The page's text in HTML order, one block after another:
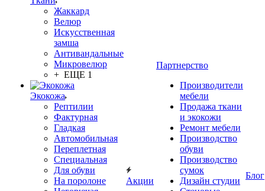
Жаккард
Велюр
Искусственная
замша
Антивандальные
Микровелюр
+ ЕЩЕ 1
Экокожа
Рептилии
Фактурная
Гладкая
Автомобильная
Переплетная
Специальная
Для обуви
На поролоне
Акции
Партнерство
Производители
мебели
Продажа ткани
и экокожи
Ремонт мебели
Производство
обуви
Производство
сумок
Дизайн студии
Блог